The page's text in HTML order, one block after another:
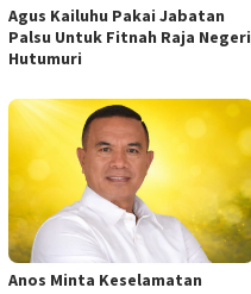
Agus Kailuhu Pakai Jabatan
Palsu Untuk Fitnah Raja Negeri
Hutumuri
Anos Minta Keselamatan